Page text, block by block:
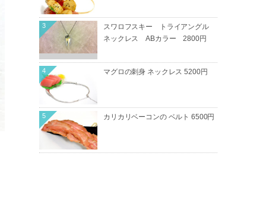
スワロフスキー トライアングル
ネックレス ABカラー 2800円
3
マグロの刺身 ネックレス 5200円
4
カリカリベーコンの ベルト 6500円
5